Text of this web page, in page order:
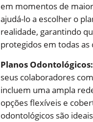
em momentos de
ajudá-lo a escolher o
realidade, garantindo
protegidos em todas as
Planos Odontológicos:
seus colaboradores
incluem uma ampla
opções flexíveis e
odontológicos são